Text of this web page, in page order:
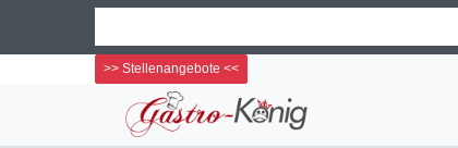
>> Stellenangebote <<